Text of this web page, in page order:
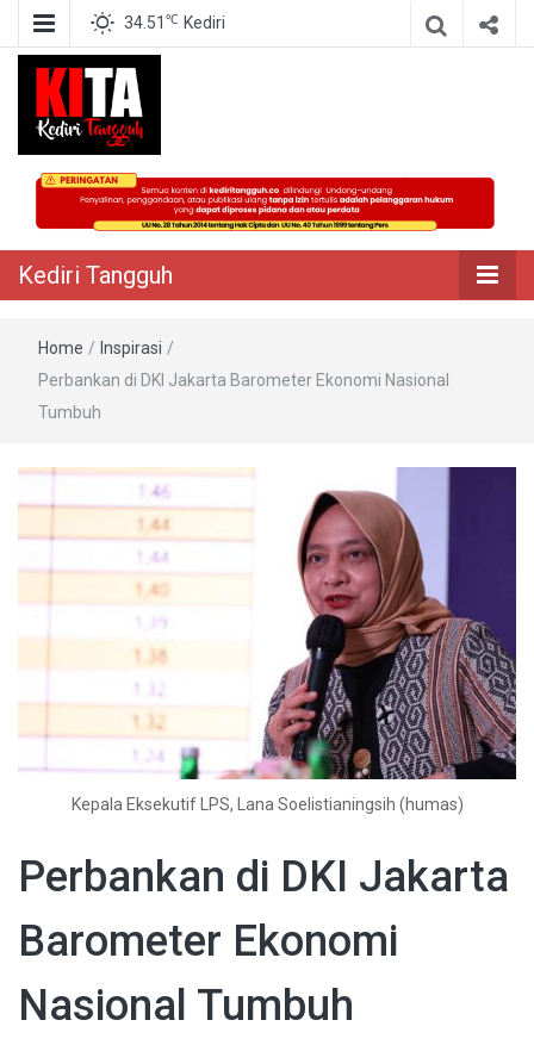
34.51 ℃ Kediri
Kediri Tangguh
Berita Akurat Terpercaya
Kediri Tangguh
Home / Inspirasi /
Perbankan di DKI Jakarta Barometer Ekonomi Nasional
Tumbuh
Kepala Eksekutif LPS, Lana Soelistianingsih (humas)
Perbankan di DKI Jakarta
Barometer Ekonomi
Nasional Tumbuh